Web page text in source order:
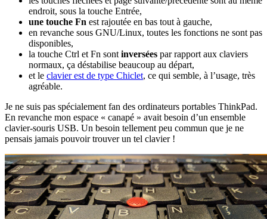
endroit, sous la touche Entrée,
une touche Fn est rajoutée en bas tout à gauche,
en revanche sous GNU/Linux, toutes les fonctions ne sont pas
disponibles,
la touche Ctrl et Fn sont inversées par rapport aux claviers
normaux, ça déstabilise beaucoup au départ,
et le clavier est de type Chiclet, ce qui semble, à l’usage, très
agréable.
Je ne suis pas spécialement fan des ordinateurs portables ThinkPad.
En revanche mon espace « canapé » avait besoin d’un ensemble
clavier-souris USB. Un besoin tellement peu commun que je ne
pensais jamais pouvoir trouver un tel clavier !